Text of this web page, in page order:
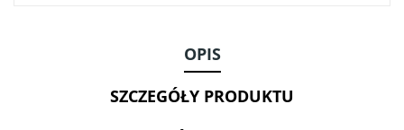
OPIS
SZCZEGÓŁY PRODUKTU